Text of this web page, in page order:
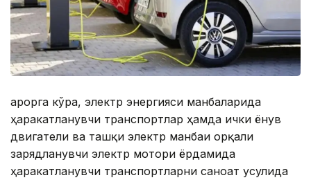
Қарорга кўра, электр энергияси манбаларида
ҳаракатланувчи транспортлар ҳамда ички ёнув
двигатели ва ташқи электр манбаи орқали
зарядланувчи электр мотори ёрдамида
ҳаракатланувчи транспортларни саноат усулида